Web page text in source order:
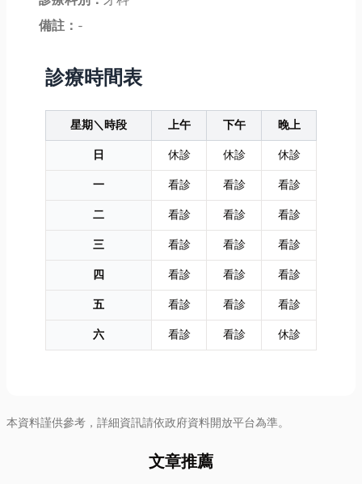
備註： -
診療時間表
星期＼時段 上午 下午
晚上
日
休診 休診
休診
一
看診 看診
看診
二
看診 看診
看診
三
看診 看診
看診
四
看診 看診
看診
五
看診 看診
看診
六
看診 看診 休診
本資料謹供參考，詳細資訊請依政府資料開放平台為準。
文章推薦